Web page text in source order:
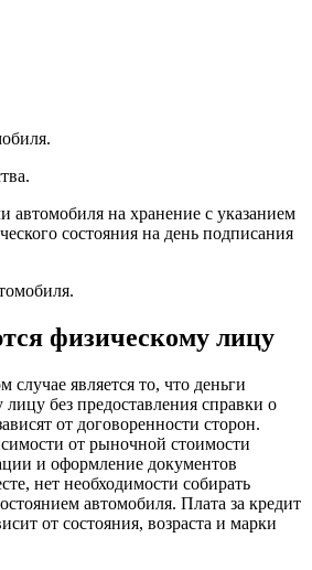
автомобиля на хранение с указанием
состояния на день подписания
физическому лицу
является то, что деньги
без предоставления справки о
от договоренности сторон.
от рыночной стоимости
и оформление документов
нет необходимости собирать
автомобиля. Плата за кредит
от состояния, возраста и марки